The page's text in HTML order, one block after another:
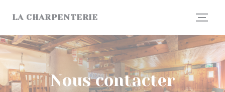
LA CHARPENTERIE
Nous contacter